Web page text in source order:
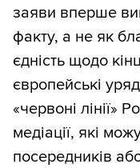
заяви вперше
факту, а не як
єдність щодо
європейські
«червоні лінії»
медіації, які
посередників